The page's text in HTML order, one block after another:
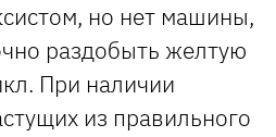
но нет машины,
раздобыть желтую
При наличии
из правильного